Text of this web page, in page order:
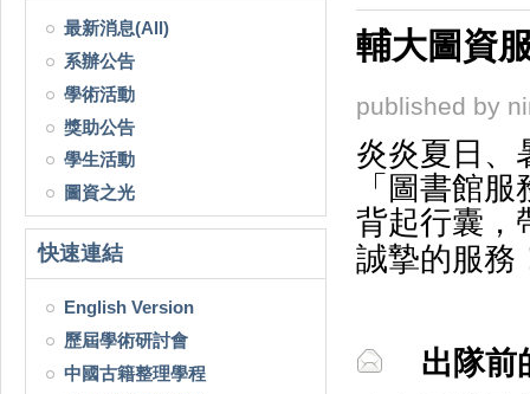
最新消息(All)
系辦公告
學術活動
獎助公告
學生活動
圖資之光
快速連結
English Version
歷屆學術研討會
中國古籍整理學程
輔大圖資
published by
炎炎夏日、
「圖書館
背起行囊，
誠摯的服務
出隊前